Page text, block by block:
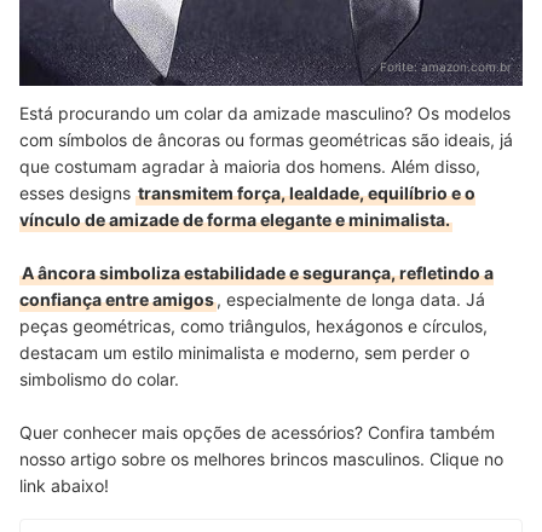
Fonte:amazon.com.br
Está procurando um colar da amizade masculino? Os modelos
com símbolos de âncoras ou formas geométricas são ideais, já
que costumam agradar à maioria dos homens. Além disso,
esses designs transmitem força, lealdade, equilíbrio e o
vínculo de amizade de forma elegante e minimalista.
A âncora simboliza estabilidade e segurança, refletindo a
confiança entre amigos, especialmente de longa data. Já
peças geométricas, como triângulos, hexágonos e círculos,
destacam um estilo minimalista e moderno, sem perder o
simbolismo do colar.
Quer conhecer mais opções de acessórios? Confira também
nosso artigo sobre os melhores brincos masculinos. Clique no
link abaixo!